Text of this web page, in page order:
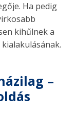
Ha pedig
kihűlnek a
–